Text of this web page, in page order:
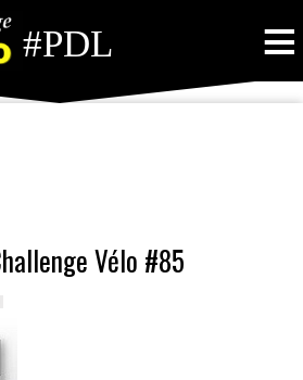
#PDL ≡
Vélo #85